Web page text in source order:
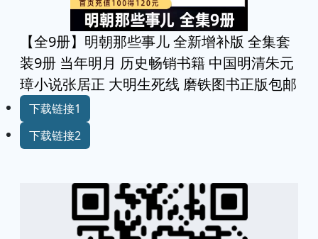
【全9册】明朝那些事儿 全新增补版 全集套
装9册 当年明月 历史畅销书籍 中国明清朱元
璋小说张居正 大明生死线 磨铁图书正版包邮
下载链接1
下载链接2